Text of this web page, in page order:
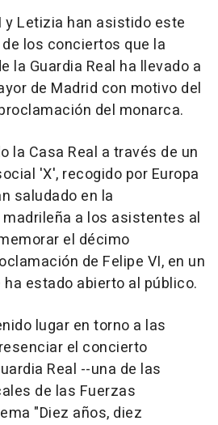
y Letizia han asistido este
los conciertos que la
la Guardia Real ha llevado a
de Madrid con motivo del
del monarca.
la Casa Real a través de un
'X', recogido por Europa
saludado en la
a los asistentes al
el décimo
de Felipe VI, en un
estado abierto al público.
lugar en torno a las
el concierto
Real --una de las
de las Fuerzas
"Diez años, diez